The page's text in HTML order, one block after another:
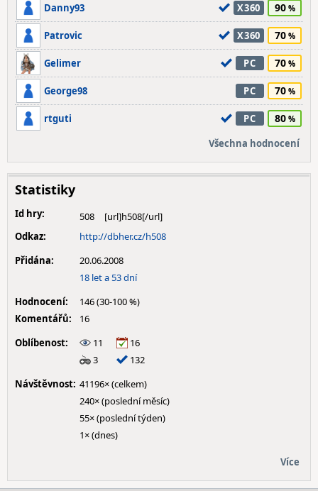
Danny93 X360 90
Patrovic X360 70
Gelimer PC 70
George98 PC 70
rtguti PC 80
Všechna hodnocení
Statistiky
Id hry:
508
Odkaz:
http://dbher.cz/h508
Přidána:
20.06.2008
18 let a 53 dní
Hodnocení:
146 (30-100 %)
Komentářů:
16
Oblíbenost:
11
16
3
132
Návštěvnost: 41196× (celkem)
240× (poslední měsíc)
55× (poslední týden)
1× (dnes)
Více